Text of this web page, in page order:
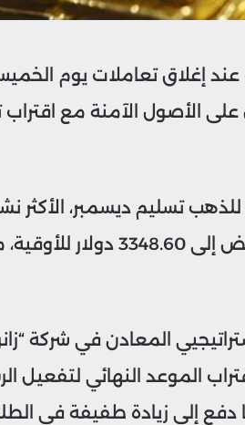
إغلاق تعاملات يوم
على الأصول الآمنة مع
يعادل 4.2 دولار، لتنخفض
المعادن في شركة “زانر
الموعد النهائي لتفعيل
إلى زيادة طفيفة في